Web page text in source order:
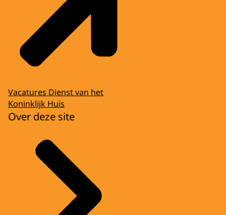
Vacatures Dienst van het
Koninklijk Huis
Over deze site